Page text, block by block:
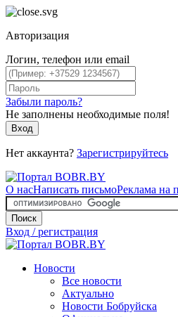
Авторизация
Логин, телефон или email
Забыли пароль?
Не заполнены необходимые поля!
Вход
Нет аккаунта? Зарегистрируйтесь
О насНаписать письмоРеклама на
Поиск
Вход / регистрация
Новости
Все новости
Актуально
Новости Бобруйска